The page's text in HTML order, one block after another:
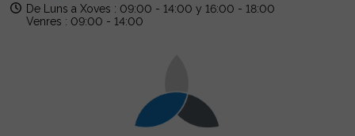
De Luns a Xoves : 09:00 - 14:00 y 16:00 - 18:00
Venres : 09:00 - 14:00